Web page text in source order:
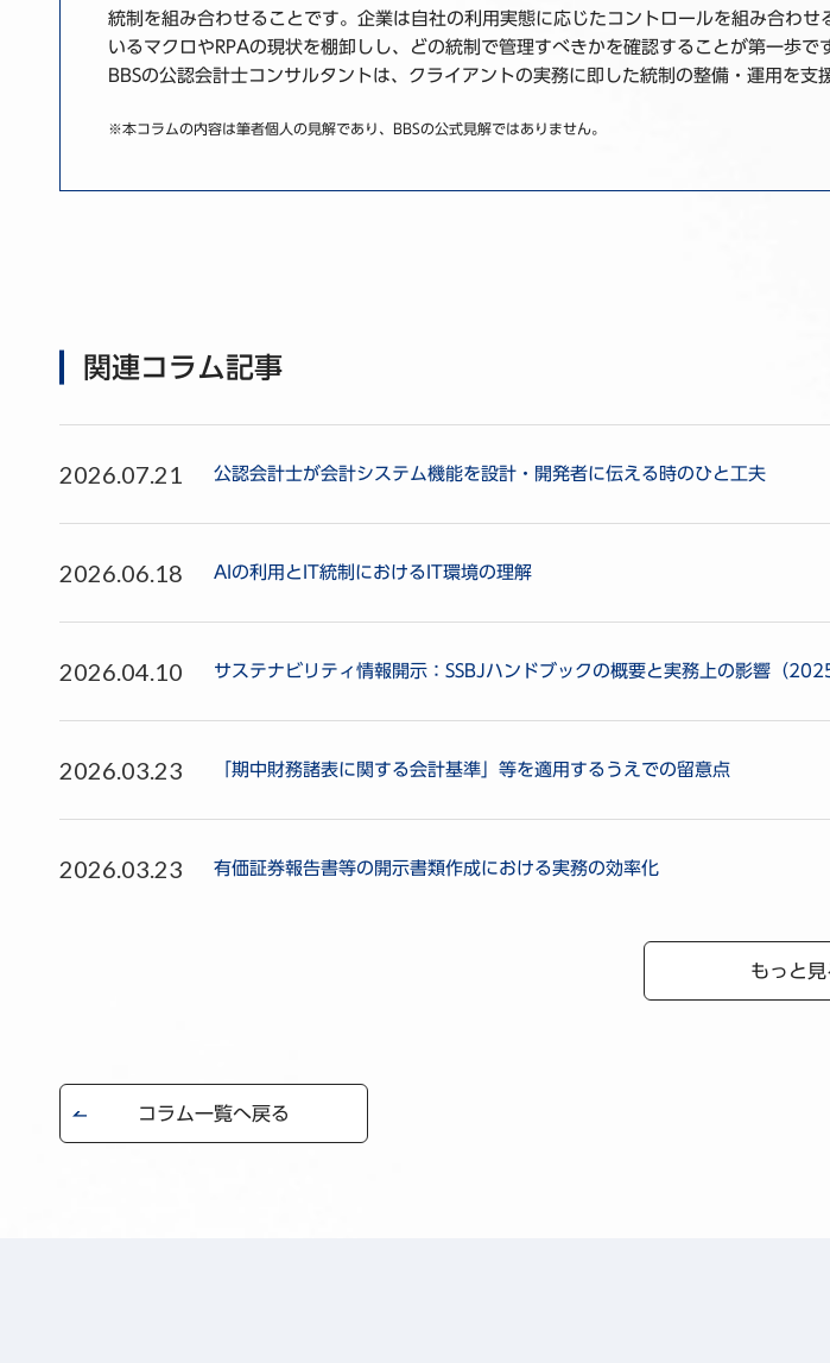
統制を組み合わせることです。企業は自社の利用実態に応じたコントロールを組み合わ
いるマクロやRPAの現状を棚卸しし、どの統制で管理すべきかを確認することが第一歩で
BBSの公認会計士コンサルタントは、クライアントの実務に即した統制の整備・運用を支
※本コラムの内容は筆者個人の見解であり、BBSの公式見解ではありません。
関連コラム記事
2026.07.21 公認会計士が会計システム機能を設計・開発者に伝える時のひと工夫
2026.06.18 AIの利用とIT統制におけるIT環境の理解
2026.04.10 サステナビリティ情報開示：SSBJハンドブックの概要と実務上の影響（
2026.03.23 「期中財務諸表に関する会計基準」等を適用するうえでの留意点
2026.03.23 有価証券報告書等の開示書類作成における実務の効率化
もっと見
コラム一覧へ戻る